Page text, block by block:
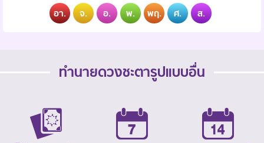
อา. จ. อ. พ. พฤ. ศ. ส.
ทำนายดวงชะตารูปแบบอื่น